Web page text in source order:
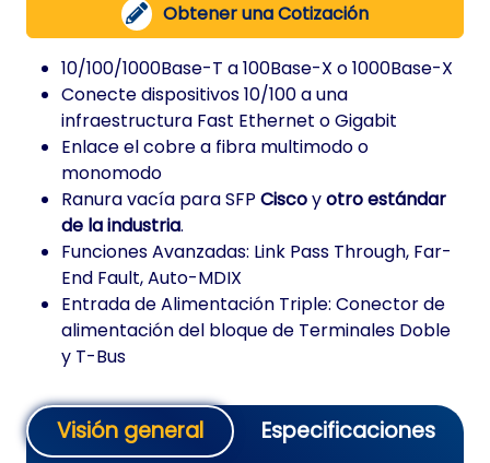
Obtener una Cotización
10/100/1000Base-T a 100Base-X o 1000Base-X
Conecte dispositivos 10/100 a una
infraestructura Fast Ethernet o Gigabit
Enlace el cobre a fibra multimodo o
monomodo
Ranura vacía para SFP Ciscoyotro estándar
de la industria.
Funciones Avanzadas: Link Pass Through, Far-
End Fault, Auto-MDIX
Entrada de Alimentación Triple: Conector de
alimentación del bloque de Terminales Doble
y T-Bus
Visión general
Especificaciones